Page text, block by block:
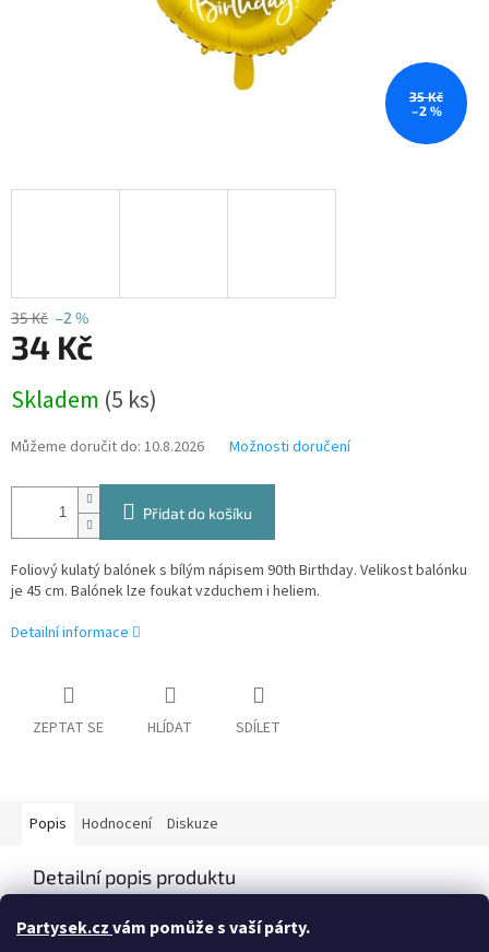
Partysek.czvám pomůže s vaší párty.
35 Kč
–2 %
35 Kč –2 %
34 Kč
cena:
Skladem (5 ks)
Můžeme doručit do: 10.8.2026 Možnosti doručení
Přidat do košíku
Foliový kulatý balónek s bílým nápisem 90th Birthday. Velikost balónku
je 45 cm. Balónek lze foukat vzduchem i heliem.
Detailní informace
ZEPTAT SE HLÍDAT SDÍLET
Popis Hodnocení Diskuze
Detailní popis produktu
Vybraný balónek Vám rádi naplníme heliem na naší prodejně,
nebo si můžete vybrat z naší široké nabídky jednorázových